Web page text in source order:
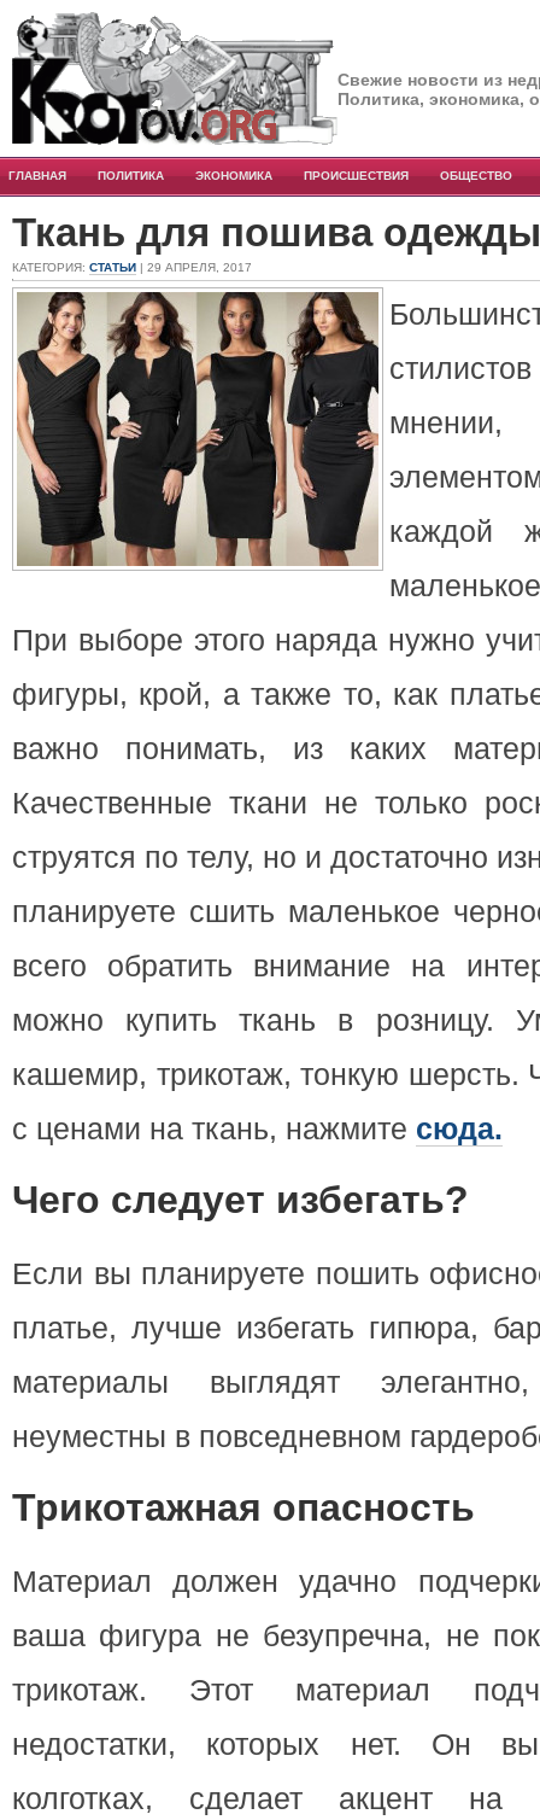
Свежие новости из
Политика, экономика,
ГЛАВНАЯ ПОЛИТИКА ЭКОНОМИКА ПРОИСШЕСТВИЯ ОБЩЕСТВО
Ткань для пошива одежды
КАТЕГОРИЯ: СТАТЬИ | 29 АПРЕЛЯ, 2017
каждой
При выборе этого наряда нужно
фигуры, крой, а также то, как
важно понимать, из каких
Качественные ткани не только
струятся по телу, но и достаточно
планируете сшить маленькое
всего обратить внимание на
можно купить ткань в розницу.
кашемир, трикотаж, тонкую шерсть.
с ценами на ткань, нажмите сюда.
Чего следует избегать?
Если вы планируете пошить
платье, лучше избегать гипюра,
материалы выглядят
неуместны в повседневном
Трикотажная опасность
Материал должен удачно
ваша фигура не безупречна, не
трикотаж. Этот материал
недостатки, которых нет. Он
колготках, сделает акцент